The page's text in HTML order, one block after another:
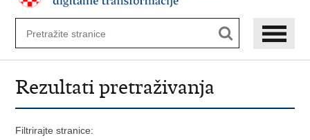
Rezultati pretraživanja
Filtrirajte stranice: